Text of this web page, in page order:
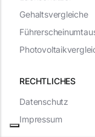
RECHTLICHES
Datenschutz
Impressum
Gehaltsvergleiche